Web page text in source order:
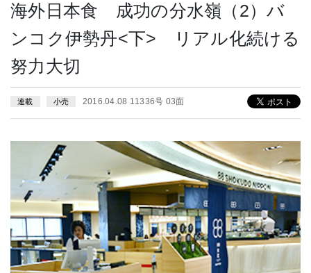
海外日本食 成功の分水嶺（2）バ
ンコク伊勢丹<下> リアル化続ける
努力大切
連載 小売 2016.04.08 11336号 03面